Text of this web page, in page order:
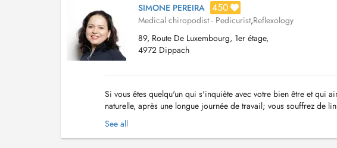
SIMONE PEREIRA 450
Medical chiropodist - Pedicurist,Reflexology
89, Route De Luxembourg, 1er étage,
4972 Dippach
Si vous êtes quelqu'un qui s'inquiète avec votre bien être et qui
naturelle, après une longue journée de travail; vous souffrez de
peux vous aider avec mes mains. Je peux a...
See all